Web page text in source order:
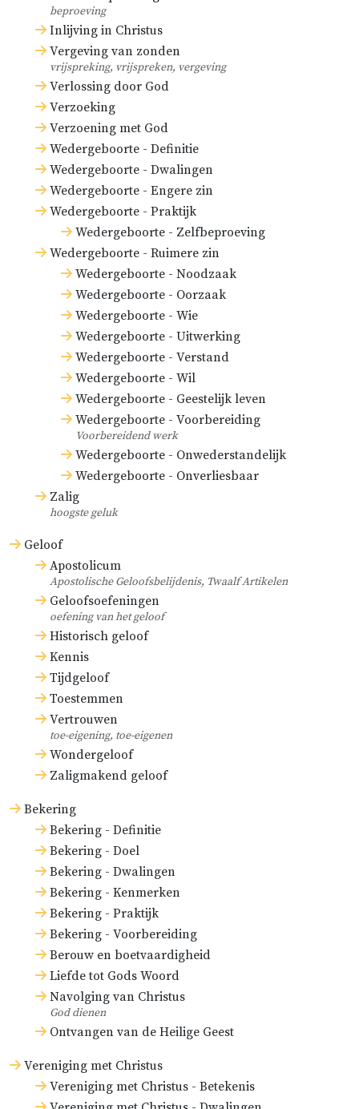
beproeving
Inlijving in Christus
Vergeving van zonden
vrijspreking, vrijspreken, vergeving
Verlossing door God
Verzoeking
Verzoening met God
Wedergeboorte - Definitie
Wedergeboorte - Dwalingen
Wedergeboorte - Engere zin
Wedergeboorte - Praktijk
Wedergeboorte - Zelfbeproeving
Wedergeboorte - Ruimere zin
Wedergeboorte - Noodzaak
Wedergeboorte - Oorzaak
Wedergeboorte - Wie
Wedergeboorte - Uitwerking
Wedergeboorte - Verstand
Wedergeboorte - Wil
Wedergeboorte - Geestelijk leven
Wedergeboorte - Voorbereiding
Voorbereidend werk
Wedergeboorte - Onwederstandelijk
Wedergeboorte - Onverliesbaar
Zalig
hoogste geluk
Geloof
Apostolicum
Apostolische Geloofsbelijdenis, Twaalf Artikelen
Geloofsoefeningen
oefening van het geloof
Historisch geloof
Kennis
Tijdgeloof
Toestemmen
Vertrouwen
toe-eigening, toe-eigenen
Wondergeloof
Zaligmakend geloof
Bekering
Bekering - Definitie
Bekering - Doel
Bekering - Dwalingen
Bekering - Kenmerken
Bekering - Praktijk
Bekering - Voorbereiding
Berouw en boetvaardigheid
Liefde tot Gods Woord
Navolging van Christus
God dienen
Ontvangen van de Heilige Geest
Vereniging met Christus
Vereniging met Christus - Betekenis